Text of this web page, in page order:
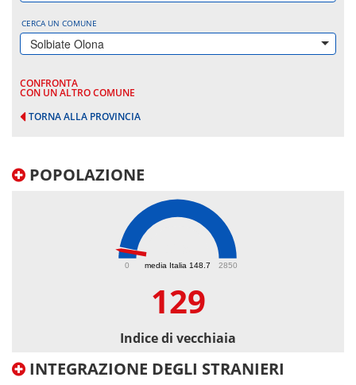
CERCA UN COMUNE
Solbiate Olona
CONFRONTA
CON UN ALTRO COMUNE
TORNA ALLA PROVINCIA
POPOLAZIONE
media Italia 148.7
0 2850
129
Indice di vecchiaia
INTEGRAZIONE DEGLI STRANIERI